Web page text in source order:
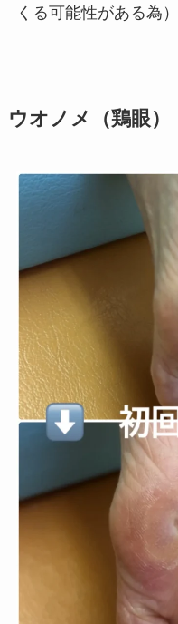
くる可能性がある為）
ウオノメ（鶏眼